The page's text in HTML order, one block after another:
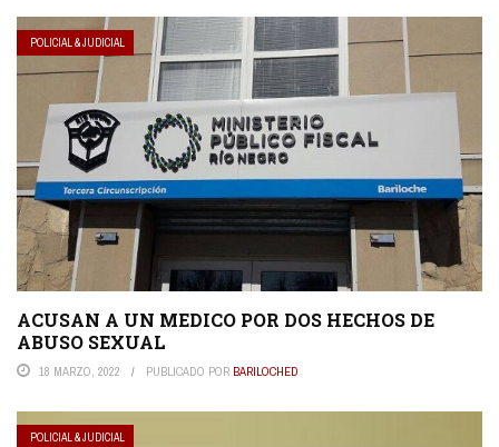
POLICIAL & JUDICIAL
ACUSAN A UN MEDICO POR DOS HECHOS DE
ABUSO SEXUAL
18 MARZO, 2022 PUBLICADO POR BARILOCHED
POLICIAL & JUDICIAL